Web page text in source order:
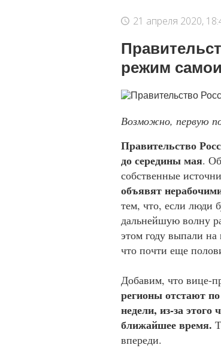
21 апреля 2020,
режим
Возможно, первую
Правительство
до середины мая.
собственные
объявят
тем, что, если люди
дальнейшую волну
этом году выпали на
что почти еще
Добавим, что вице-
регионы отстают
недели, из-за
ближайшее время.
впереди.